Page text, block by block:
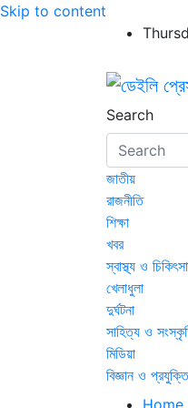
Skip to content
ডেইলি
ডেইলি
Search
জাতীয়
রাজনীতি
শিক্ষা
খবর
স্বাস্থ্য ও চিকিৎসা
খেলাধুলা
দুর্ঘটনা
সাহিত্য ও
মিডিয়া
বিজ্ঞান ও প্রযুক্তি
Home